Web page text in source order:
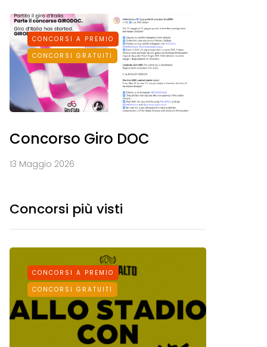
CONCORSI A PREMIO
CONCORSI GRATUITI
Concorso Giro DOC
13 Maggio 2026
Concorsi più visti
CONCORSI A PREMIO
CONCORSI GRATUITI